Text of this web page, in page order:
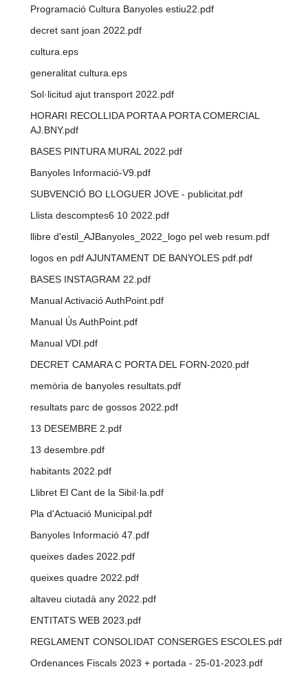
Programació Cultura Banyoles estiu22.pdf
decret sant joan 2022.pdf
cultura.eps
generalitat cultura.eps
Sol·licitud ajut transport 2022.pdf
HORARI RECOLLIDA PORTA A PORTA COMERCIAL
AJ.BNY.pdf
BASES PINTURA MURAL 2022.pdf
Banyoles Informació-V9.pdf
SUBVENCIÓ BO LLOGUER JOVE - publicitat.pdf
Llista descomptes6 10 2022.pdf
llibre d'estil_AJBanyoles_2022_logo pel web resum.pdf
logos en pdf AJUNTAMENT DE BANYOLES pdf.pdf
BASES INSTAGRAM 22.pdf
Manual Activació AuthPoint.pdf
Manual Ús AuthPoint.pdf
Manual VDI.pdf
DECRET CAMARA C PORTA DEL FORN-2020.pdf
memòria de banyoles resultats.pdf
resultats parc de gossos 2022.pdf
13 DESEMBRE 2.pdf
13 desembre.pdf
habitants 2022.pdf
Llibret El Cant de la Sibil·la.pdf
Pla d'Actuació Municipal.pdf
Banyoles Informació 47.pdf
queixes dades 2022.pdf
queixes quadre 2022.pdf
altaveu ciutadà any 2022.pdf
ENTITATS WEB 2023.pdf
REGLAMENT CONSOLIDAT CONSERGES ESCOLES.pdf
Ordenances Fiscals 2023 + portada - 25-01-2023.pdf